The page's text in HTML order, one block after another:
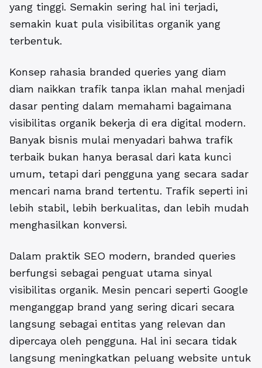
yang tinggi. Semakin sering hal ini terjadi,
semakin kuat pula visibilitas organik yang
terbentuk.
Konsep rahasia branded queries yang diam
diam naikkan trafik tanpa iklan mahalmenjadi
dasar penting dalam memahami bagaimana
visibilitas organik bekerja di era digital modern.
Banyak bisnis mulai menyadari bahwa trafik
terbaik bukan hanya berasal dari kata kunci
umum, tetapi dari pengguna yang secara sadar
mencari nama brand tertentu. Trafik seperti ini
lebih stabil, lebih berkualitas, dan lebih mudah
menghasilkan konversi.
Dalam praktik SEO modern, branded queries
berfungsi sebagai penguat utama sinyal
visibilitas organik. Mesin pencari seperti Google
menganggap brand yang sering dicari secara
langsung sebagai entitas yang relevan dan
dipercaya oleh pengguna. Hal ini secara tidak
langsung meningkatkan peluang website untuk